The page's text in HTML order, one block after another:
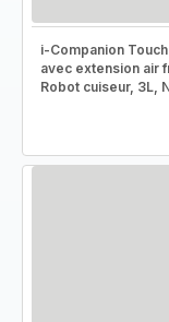
i-Companion
avec extension air
Robot cuiseur, 3L,